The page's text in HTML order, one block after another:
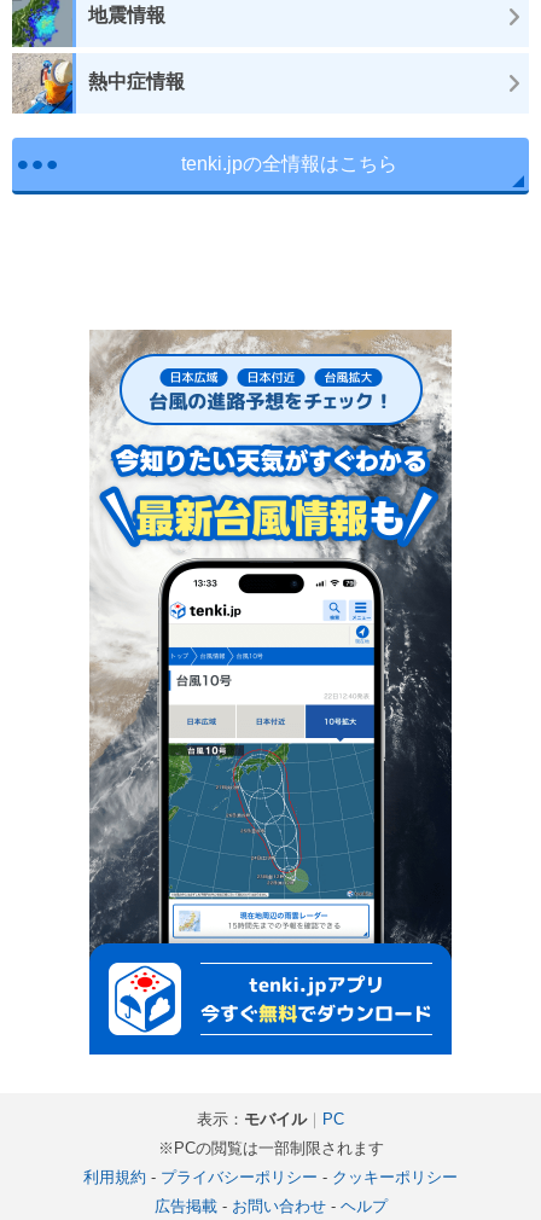
地震情報
熱中症情報
tenki.jpの全情報はこちら
表示： モバイル｜ PC
※PCの閲覧は一部制限されます
利用規約 - プライバシーポリシー - クッキーポリシー
広告掲載- お問い合わせ- ヘルプ